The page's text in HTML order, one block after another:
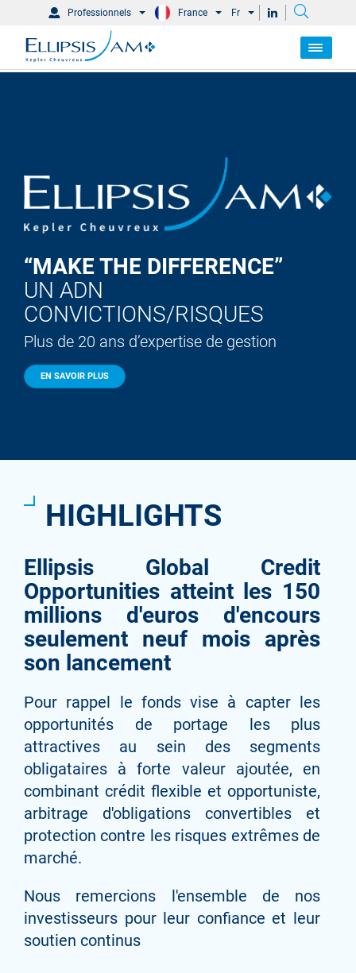
Professionnels France Fr
“MAKE THE DIFFERENCE”
UN ADN
CONVICTIONS/RISQUES
Plus de 20 ans d’expertise de gestion
EN SAVOIR PLUS
HIGHLIGHTS
Ellipsis Global Credit
Opportunities atteint les 150
millions d'euros d'encours
seulement neuf mois après
son lancement
Pour rappel le fonds vise à capter les
opportunités de portage les plus
attractives au sein des segments
obligataires à forte valeur ajoutée, en
combinant crédit flexible et opportuniste,
arbitrage d'obligations convertibles et
protection contre les risques extrêmes de
marché.
Nous remercions l'ensemble de nos
investisseurs pour leur confiance et leur
soutien continus